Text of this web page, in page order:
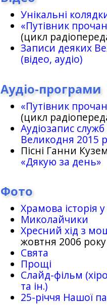
Унікальні
«Путівник
(цикл
Записи деяких
(відео, аудіо)
Аудіо-програми
«Путівник
(цикл
Аудіозапис
Великодня 2015
Пісні Ганни
«Дякую за день»
Фото
Храмова історія
Миколайчики
Хресний хід з
жовтня 2006 року
Свята
Прощі
Слайд-фільм
та ін.)
25-рiччя Нашої